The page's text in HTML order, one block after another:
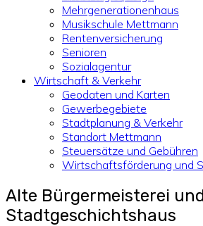
Mehrgenerationenhaus
Musikschule Mettmann
Rentenversicherung
Senioren
Sozialagentur
Wirtschaft & Verkehr
Geodaten und Karten
Gewerbegebiete
Stadtplanung & Verkehr
Standort Mettmann
Steuersätze und Gebühren
Wirtschaftsförderung und
Alte Bürgermeisterei
Stadtgeschichtshaus